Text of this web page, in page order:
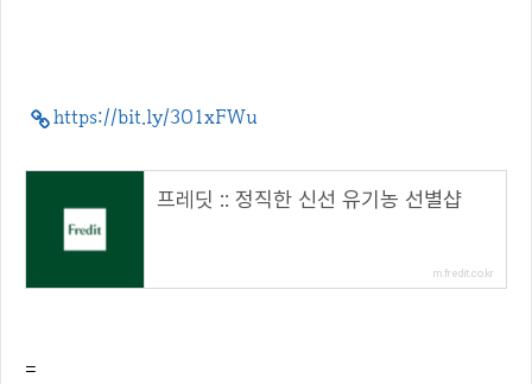
https://bit.ly/3O1xFWu
프레딧 :: 정직한 신선 유기농 선별샵
m.fredit.co.kr
=